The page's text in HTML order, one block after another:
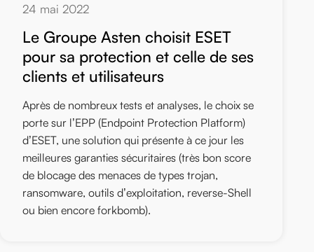
24 mai 2022
Le Groupe Asten choisit ESET
pour sa protection et celle de ses
clients et utilisateurs
Après de nombreux tests et analyses, le choix se
porte sur l’EPP (Endpoint Protection Platform)
d’ESET, une solution qui présente à ce jour les
meilleures garanties sécuritaires (très bon score
de blocage des menaces de types trojan,
ransomware, outils d’exploitation, reverse-Shell
ou bien encore forkbomb).